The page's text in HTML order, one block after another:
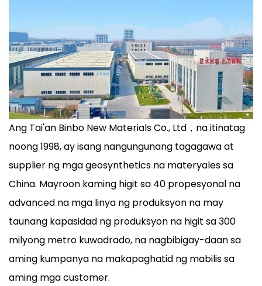
Ang Tai'an Binbo New Materials Co., Ltd，na itinatag
noong 1998, ay isang nangungunang tagagawa at
supplier ng mga geosynthetics na materyales sa
China. Mayroon kaming higit sa 40 propesyonal na
advanced na mga linya ng produksyon na may
taunang kapasidad ng produksyon na higit sa 300
milyong metro kuwadrado, na nagbibigay-daan sa
aming kumpanya na makapaghatid ng mabilis sa
aming mga customer.